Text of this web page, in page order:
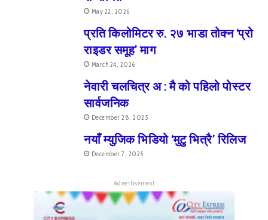
May 22, 2026
प्रति किलोमिटर रु. २७ भाडा तोक्न ‘प्रो
राइडर समूह’ माग
March 24, 2026
नेवारी चलचित्र अ : मै को पहिलो पोस्टर
सार्वजनिक
December 28, 2025
नयाँ म्युजिक भिडियो ‘मुटु भित्रै’ रिलिज
December 7, 2025
Advertisement